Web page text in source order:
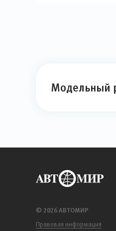
Модельный
© 2026 АВТОМИР
Правовая информация